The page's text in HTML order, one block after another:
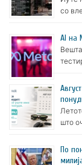
со
AI на
што
По